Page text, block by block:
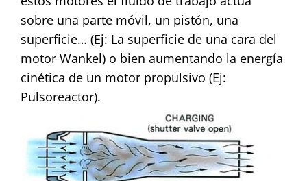
sobre una parte móvil, un pistón, una
superficie… (Ej: La superficie de una cara del
motor Wankel) o bien aumentando la energía
cinética de un motor propulsivo (Ej:
Pulsoreactor).